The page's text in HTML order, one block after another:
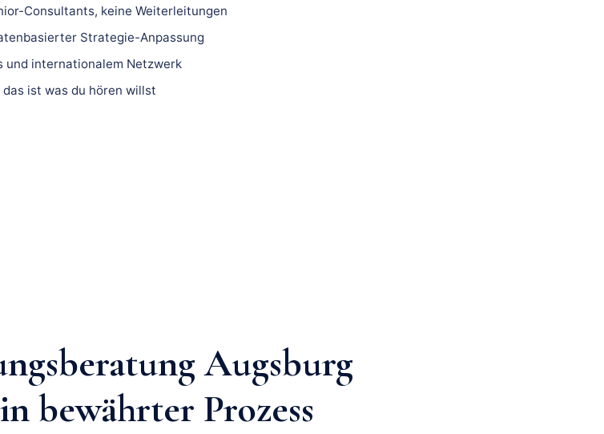
Consultants, keine Weiterleitungen
Strategie-Anpassung
und internationalem Netzwerk
das ist was du hören willst
Augsburg
bewährter Prozess